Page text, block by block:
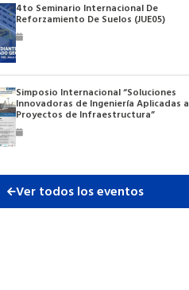
4to Seminario Internacional De
Reforzamiento De Suelos (JUE05)
Simposio Internacional “Soluciones
Innovadoras de Ingeniería Aplicadas a
Proyectos de Infraestructura”
Ver todos los eventos